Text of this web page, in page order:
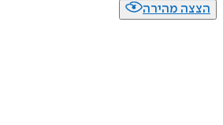
הצצה מהירה